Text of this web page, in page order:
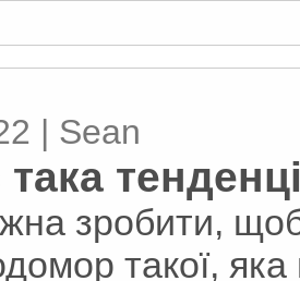
| Sean
зробити, щоб
такої,